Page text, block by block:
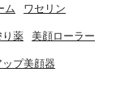
ム ワセリン
り薬 美顔ローラー
ップ美顔器